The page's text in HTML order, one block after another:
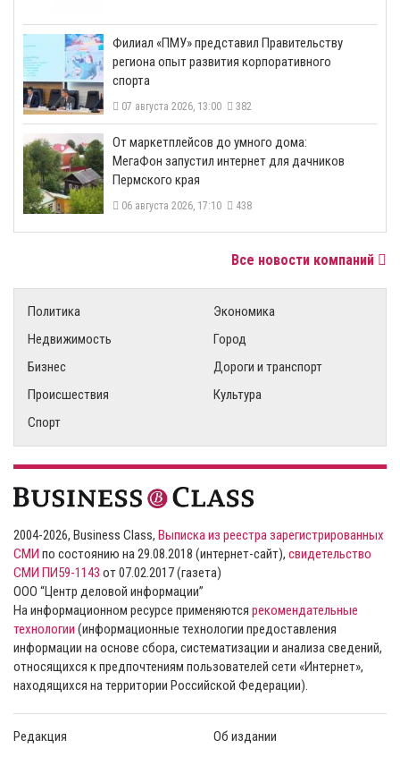
​Филиал «ПМУ» представил Правительству
региона опыт развития корпоративного
спорта
07 августа 2026, 13:00 382
От маркетплейсов до умного дома:
МегаФон запустил интернет для дачников
Пермского края
06 августа 2026, 17:10 438
Все новости компаний
Политика
Экономика
Недвижимость
Город
Бизнес
Дороги и транспорт
Происшествия
Культура
Спорт
2004-2026, Business Class, Выписка из реестра зарегистрированных
СМИ по состоянию на 29.08.2018 (интернет-сайт), свидетельство
СМИ ПИ59-1143 от 07.02.2017 (газета)
ООО “Центр деловой информации”
На информационном ресурсе применяются рекомендательные
технологии (информационные технологии предоставления
информации на основе сбора, систематизации и анализа сведений,
относящихся к предпочтениям пользователей сети «Интернет»,
находящихся на территории Российской Федерации).
Редакция Об издании